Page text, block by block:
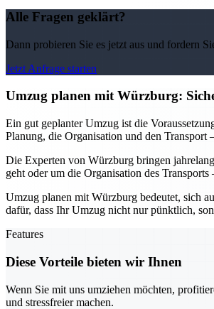
Alle Fragen geklärt?
Dann probieren Sie es jetzt aus und fordern
Jetzt Anfrage starten
Umzug planen mit Würzburg:
Ein gut geplanter Umzug ist die
Planung, die Organisation und den Transport
Die Experten von Würzburg bringen
geht oder um die Organisation des
Umzug planen mit Würzburg bedeutet, sich
dafür, dass Ihr Umzug nicht nur pünktlich,
Features
Diese Vorteile bieten wir Ihnen
Wenn Sie mit uns umziehen möchten,
und stressfreier machen.